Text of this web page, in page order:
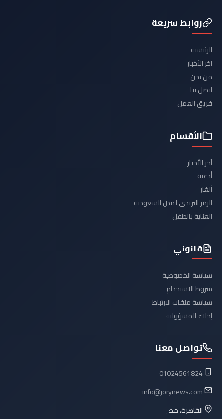
روابط سريعة
الرئيسية
آخر الأخبار
من نحن
اتصل بنا
فريق العمل
الأقسام
آخر الأخبار
أدعية
ألغاز
الرمز البريدي لمدن السعودية
العناية بالطفل
قانوني
سياسة الخصوصية
شروط الاستخدام
سياسة ملفات الارتباط
إخلاء المسؤولية
تواصل معنا
01024561824
info@jorynews.com
القاهرة، مصر